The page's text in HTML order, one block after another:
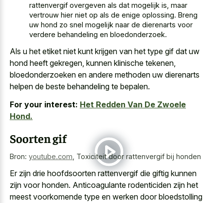
rattenvergif overgeven als dat mogelijk is, maar
vertrouw hier niet op als de enige oplossing. Breng
uw hond zo snel mogelijk naar de dierenarts voor
verdere behandeling en bloedonderzoek.
Als u het etiket niet kunt krijgen van het type gif dat uw
hond heeft gekregen, kunnen klinische tekenen,
bloedonderzoeken en andere methoden uw dierenarts
helpen de beste behandeling te bepalen.
For your interest: Het Redden Van De Zwoele
Hond.
Soorten gif
Bron: youtube.com Toxiciteit door rattenvergif bij honden
Er zijn drie hoofdsoorten rattenvergif die giftig kunnen
zijn voor honden. Anticoagulante rodenticiden zijn het
meest voorkomende type en werken door bloedstolling